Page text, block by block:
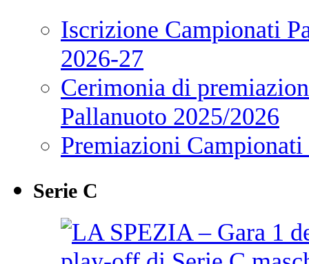
Iscrizione Campionati
2026-27
Cerimonia di
Pallanuoto 2025/2026
Premiazioni
Serie C